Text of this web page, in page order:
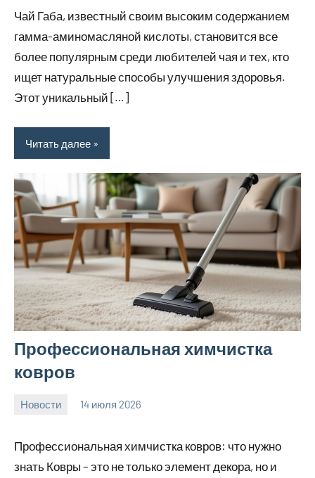
Чай Габа, известный своим высоким содержанием
гамма-аминомасляной кислоты, становится все
более популярным среди любителей чая и тех, кто
ищет натуральные способы улучшения здоровья.
Этот уникальный […]
Читать далее
Профессиональная химчистка
ковров
Новости 14 июля 2026
Профессиональная химчистка ковров: что нужно
знать Ковры – это не только элемент декора, но и